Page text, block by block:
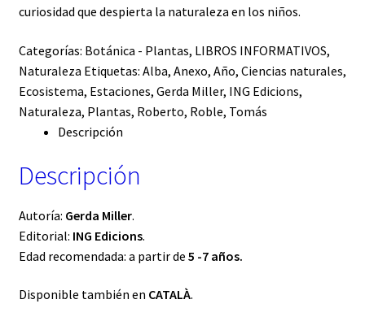
curiosidad que despierta la naturaleza en los niños.
Categorías: Botánica - Plantas, LIBROS INFORMATIVOS,
Naturaleza Etiquetas: Alba, Anexo, Año, Ciencias naturales,
Ecosistema, Estaciones, Gerda Miller, ING Edicions,
Naturaleza, Plantas, Roberto, Roble, Tomás
Descripción
Descripción
Autoría: Gerda Miller.
Editorial: ING Edicions.
Edad recomendada: a partir de 5 -7 años.
Disponible también en CATALÀ.